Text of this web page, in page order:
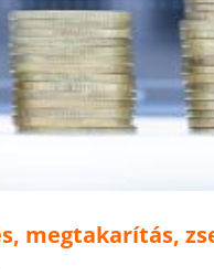
megtakarítás,